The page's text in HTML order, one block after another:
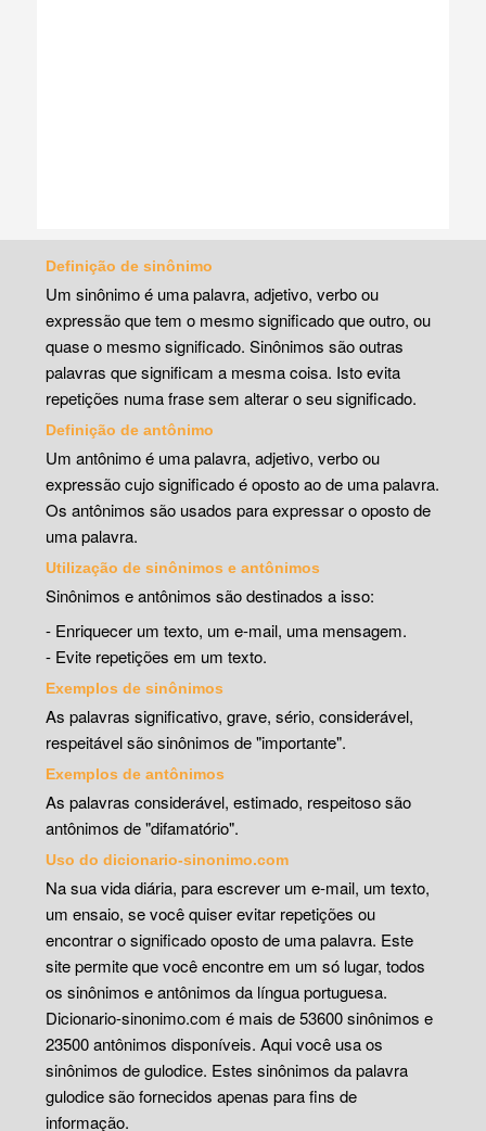
Definição de sinônimo
Um sinônimo é uma palavra, adjetivo, verbo ou
expressão que tem o mesmo significado que outro, ou
quase o mesmo significado. Sinônimos são outras
palavras que significam a mesma coisa. Isto evita
repetições numa frase sem alterar o seu significado.
Definição de antônimo
Um antônimo é uma palavra, adjetivo, verbo ou
expressão cujo significado é oposto ao de uma palavra.
Os antônimos são usados para expressar o oposto de
uma palavra.
Utilização de sinônimos e antônimos
Sinônimos e antônimos são destinados a isso:
- Enriquecer um texto, um e-mail, uma mensagem.
- Evite repetições em um texto.
Exemplos de sinônimos
As palavras significativo, grave, sério, considerável,
respeitável são sinônimos de "importante".
Exemplos de antônimos
As palavras considerável, estimado, respeitoso são
antônimos de "difamatório".
Uso do dicionario-sinonimo.com
Na sua vida diária, para escrever um e-mail, um texto,
um ensaio, se você quiser evitar repetições ou
encontrar o significado oposto de uma palavra. Este
site permite que você encontre em um só lugar, todos
os sinônimos e antônimos da língua portuguesa.
Dicionario-sinonimo.com é mais de 53600 sinônimos e
23500 antônimos disponíveis. Aqui você usa os
sinônimos de gulodice. Estes sinônimos da palavra
gulodice são fornecidos apenas para fins de
informação.